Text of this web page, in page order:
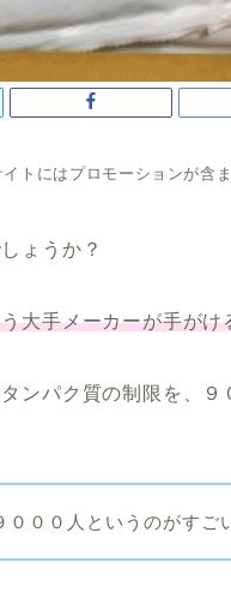
トにはプロモーションが含ま
ょうか？
大手メーカーが手が
ンパク質の制限を、
０００人というのがすご